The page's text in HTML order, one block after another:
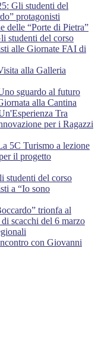
Gli studenti del
protagonisti
delle “Porte di Pietra”
studenti del corso
alle Giornate FAI di
alla Galleria
sguardo al futuro
alla Cantina
Tra
per i Ragazzi
5C Turismo a lezione
il progetto
studenti del corso
a “Io sono
trionfa al
scacchi del 6 marzo
con Giovanni